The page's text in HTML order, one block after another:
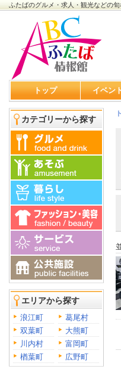
ふたばのグルメ・求人・観光などの
トップ イベン
カテゴリーから探す
エリアから探す
浪江町
葛尾村
双葉町
大熊町
川内村
富岡町
楢葉町
広野町